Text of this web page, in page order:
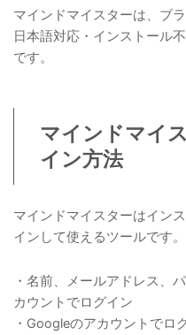
マインドマイスターは、ブ
日本語対応・インストール
です。
マインドマイ
イン方法
マインドマイスターはイン
インして使えるツールです。
・名前、メールアドレス、
カウントでログイン
・Googleのアカウントでロ